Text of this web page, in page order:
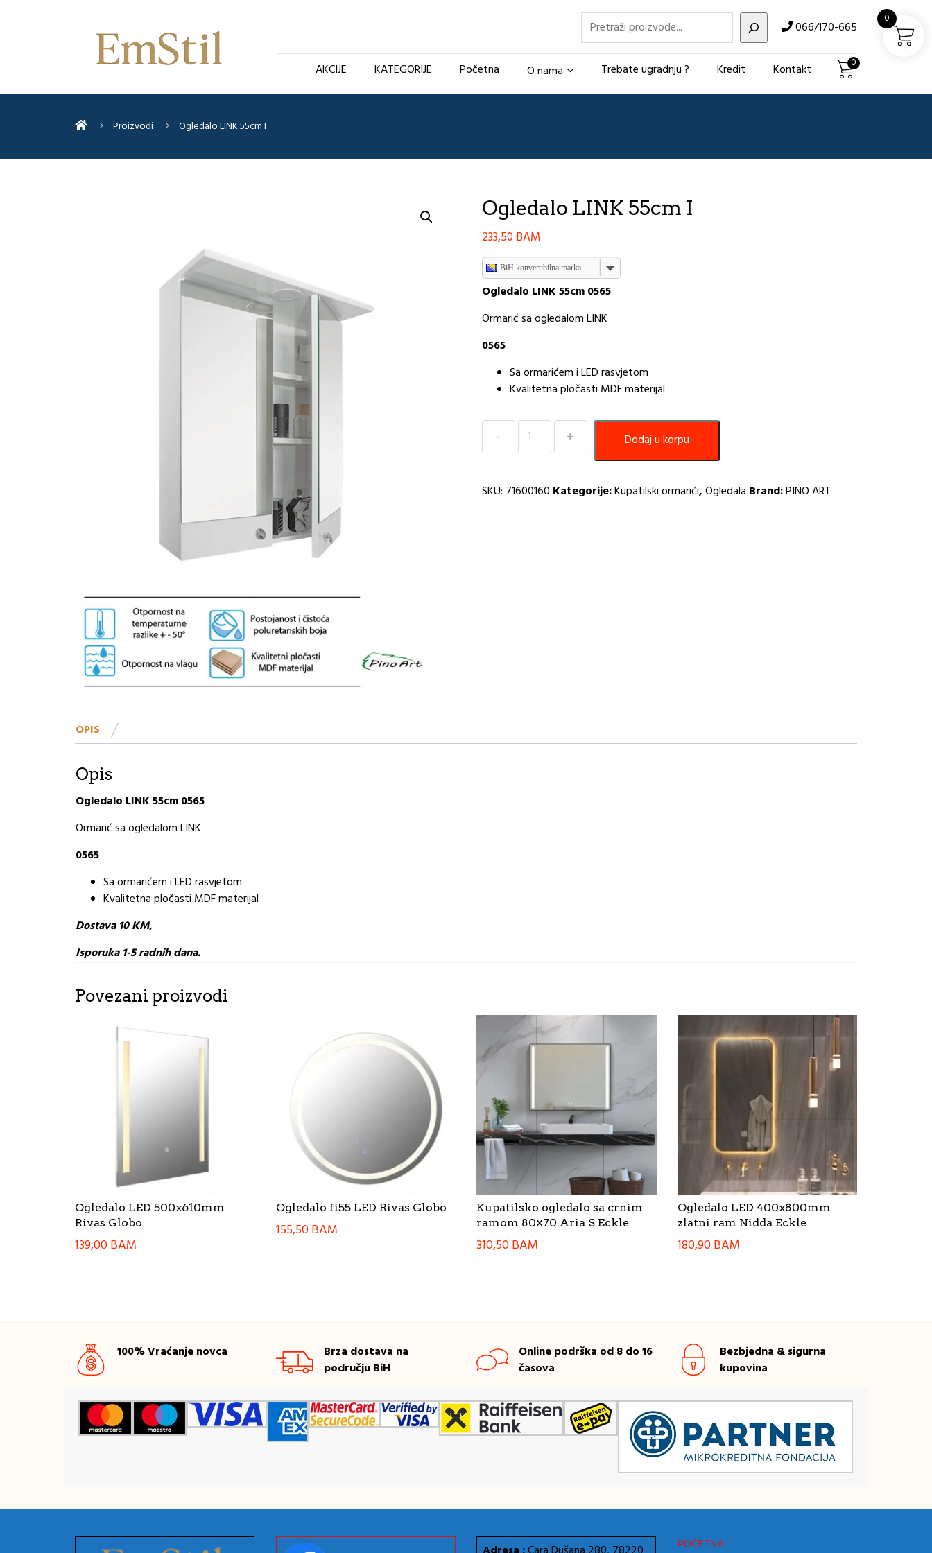
Pretraži 066/170-665
AKCIJE KATEGORIJE Početna O nama Trebate ugradnju ? Kredit Kontakt 0
Proizvodi Ogledalo LINK 55cm I
Ogledalo LINK 55cm I
233,50 BAM
BiH konvertibilna marka
Ogledalo LINK 55cm 0565
Ormarić sa ogledalom LINK
0565
Sa ormarićem i LED rasvjetom
Kvalitetna pločasti MDF materijal
Ogledalo
LINK
količina
Dodaj u korpu
SKU: 71600160 Kategorije:Kupatilski ormarići,Ogledala Brand:PINO ART
OPIS
Opis
Ogledalo LINK 55cm 0565
Ormarić sa ogledalom LINK
0565
Sa ormarićem i LED rasvjetom
Kvalitetna pločasti MDF materijal
Dostava 10 KM,
Isporuka 1-5 radnih dana.
Povezani proizvodi
Ogledalo LED 500x610mm
Rivas Globo
139,00BAM
Ogledalo fi55 LED Rivas Globo
155,50BAM
Kupatilsko ogledalo sa crnim
ramom 80×70 Aria S Eckle
310,50BAM
Ogledalo LED 400x800mm
zlatni ram Nidda Eckle
180,90BAM
100% Vraćanje novca
Brza dostava na
području BiH
Online podrška od 8 do 16
časova
Bezbjedna & sigurna
kupovina
POČETNA
0